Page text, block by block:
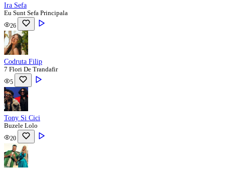
Ira Sefa
Eu Sunt Sefa Principala
26
Codruta Filip
7 Flori De Trandafir
5
Tony Si Cici
Buzele Lolo
20